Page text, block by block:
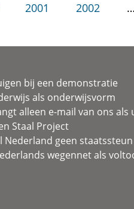
2001 2002 …
bij een demonstratie
als onderwijsvorm
alleen e-mail van ons als
Staal Project
Nederland geen staatssteun
wegennet als